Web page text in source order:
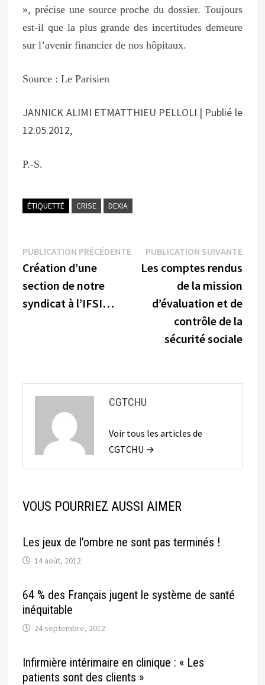
», précise une source proche du dossier. Toujours
est-il que la plus grande des incertitudes demeure
sur l’avenir financier de nos hôpitaux.
Source : Le Parisien
JANNICK ALIMI ETMATTHIEU PELLOLI | Publié le
12.05.2012,
P.-S.
ÉTIQUETTÉ CRISE DEXIA
Navigation
de
l’article
PUBLICATION PRÉCÉDENTEPublication
précédente :
Création d’une
section de notre
syndicat à l’IFSI…
PUBLICATION SUIVANTE
Les comptes rendus
de la mission
d’évaluation et de
contrôle de la
sécurité sociale
CGTCHU
Voir tous les articles de
CGTCHU →
VOUS POURRIEZ AUSSI AIMER
Les jeux de l’ombre ne sont pas terminés !
14 août, 2012
64 % des Français jugent le système de santé
inéquitable
24 septembre, 2012
Infirmière intérimaire en clinique : « Les
patients sont des clients »